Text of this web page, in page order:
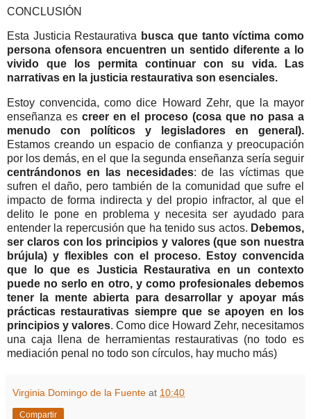
CONCLUSIÓN
Esta Justicia Restaurativa busca que tanto víctima como
persona ofensora encuentren un sentido diferente a lo
vivido que los permita continuar con su vida. Las
narrativas en la justicia restaurativa son esenciales.
Estoy convencida, como dice Howard Zehr, que la mayor
enseñanza escreer en el proceso (cosa que no pasa a
menudo con políticos y legisladores en general).
Estamos creando un espacio de confianza y preocupación
por los demás, en el que la segunda enseñanza sería seguir
centrándonos en las necesidades: de las víctimas que
sufren el daño, pero también de la comunidad que sufre el
impacto de forma indirecta y del propio infractor, al que el
delito le pone en problema y necesita ser ayudado para
entender la repercusión que ha tenido sus actos. Debemos,
ser claros con los principios y valores (que son nuestra
brújula) y flexibles con el proceso.
Estoy convencida
que lo que es Justicia Restaurativa en un contexto
puede no serlo en otro, y como profesionales debemos
tener la mente abierta para desarrollar y apoyar más
prácticas restaurativas siempre que se apoyen en los
principios y valores. Como dice Howard Zehr, necesitamos
una caja llena de herramientas restaurativas (no todo es
mediación penal no todo son círculos, hay mucho más)
Virginia Domingo de la Fuente at 10:40
Compartir